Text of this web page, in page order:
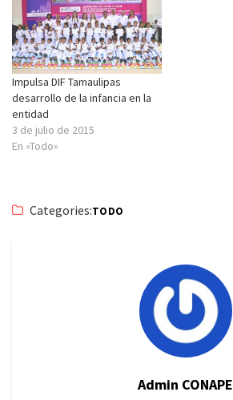
Impulsa DIF Tamaulipas
desarrollo de la infancia en la
entidad
3 de julio de 2015
En «Todo»
Categories:TODO
Admin CONAPE